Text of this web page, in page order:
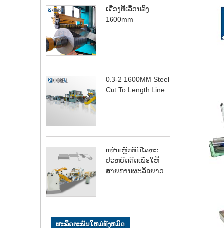
ເຄື່ອງທີ່ເລື່ອນລົງ
1600mm
0.3-2 1600MM Steel
Cut To Length Line
ແຜ່ນເຫຼັກທີ່ມີໂລຫະ
ປະຫຍັດຕັດເພື່ອໃຫ້
ສາຍການຜະລິດຍາວ
ຜະລິດຕະພັນໃຫມ່ທັງຫມົດ